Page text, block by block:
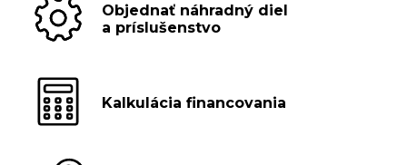
Objednať náhradný diel
a príslušenstvo
Kalkulácia financovania